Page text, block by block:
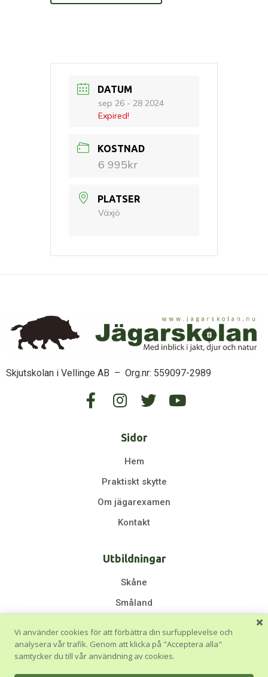
DATUM
sep 26 - 28 2024
Expired!
KOSTNAD
6 995kr
PLATSER
Växjö
Skjutskolan i Vellinge AB – Org.nr: 559097-2989
Sidor
Hem
Praktiskt skytte
Om jägarexamen
Kontakt
Utbildningar
Skåne
Småland
Göteborg & Västra Götaland
Stockholm
Vi använder cookies för att förbättra din surfupplevelse och
analysera vår trafik. Genom att klicka på "Acceptera alla"
samtycker du till vår användning av cookies.